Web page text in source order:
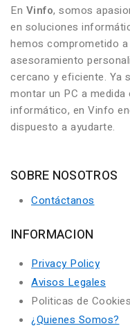
En Vinfo, somos
en soluciones
hemos comprometido
asesoramiento
cercano y eficiente. Ya
montar un PC a
informático, en Vinfo
dispuesto a ayudarte.
SOBRE NOSOTROS
Contáctanos
INFORMACION
Privacy Policy
Avisos Legales
Politicas de Cookies
¿Quienes Somos?